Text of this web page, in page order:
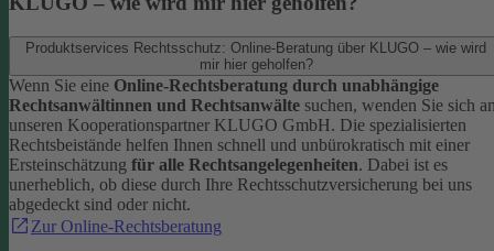
Produktservices Rechtsschutz: Online-Beratung über KLUGO – wie wird
mir hier geholfen?
Wenn Sie eine Online-Rechtsberatung durch unabhängige
Rechtsanwältinnen und Rechtsanwälte suchen, wenden Sie sich
unseren Kooperationspartner KLUGO GmbH. Die spezialisierten
Rechtsbeistände helfen Ihnen schnell und unbürokratisch mit einer
Ersteinschätzung für alle Rechtsangelegenheiten. Dabei ist es
unerheblich, ob diese durch Ihre Rechtsschutzversicherung bei uns
abgedeckt sind oder nicht.
Zur Online-Rechtsberatung